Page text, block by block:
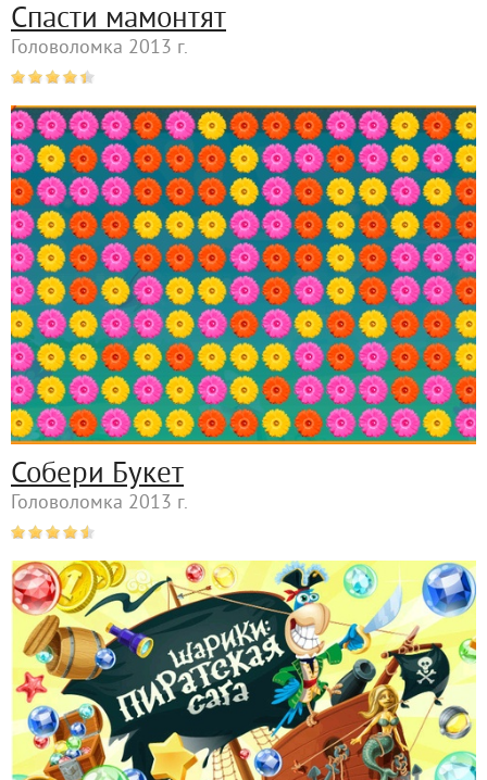
Спасти мамонтят
Головоломка 2013 г.
Собери Букет
Головоломка 2013 г.